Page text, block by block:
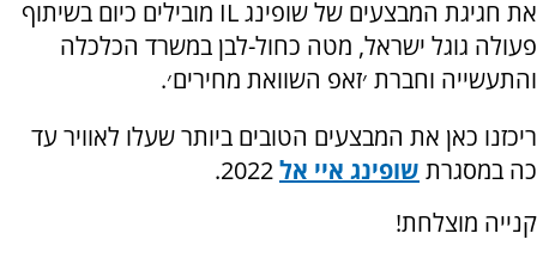
את חגיגת המבצעים של שופינג
מובילים כיום בשיתוף
פעולה גוגל ישראל, מטה כחול-לבן במשרד הכלכלה
והתעשייה וחברת ׳זאפ השוואת מחירים׳.
ריכזנו כאן את המבצעים הטובים ביותר שעלו לאוויר עד
כה במסגרת שופינג איי אל
קנייה מוצלחת!